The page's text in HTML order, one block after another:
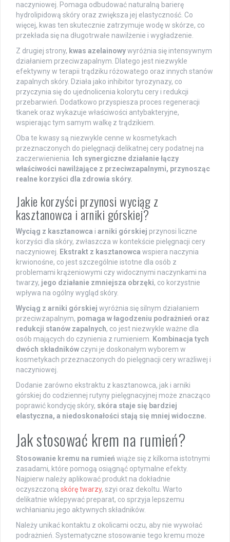
naczyniowej. Pomaga odbudować naturalną barierę
hydrolipidową skóry oraz zwiększa jej elastyczność. Co
więcej, kwas ten skutecznie zatrzymuje wodę w skórze, co
przekłada się na długotrwałe nawilżenie i wygładzenie.
Z drugiej strony, kwas azelainowywyróżnia się intensywnym
działaniem przeciwzapalnym. Dlatego jest niezwykle
efektywny w terapii trądziku różowatego oraz innych stanów
zapalnych skóry. Działa jako inhibitor tyrozynazy, co
przyczynia się do ujednolicenia kolorytu cery i redukcji
przebarwień. Dodatkowo przyspiesza proces regeneracji
tkanek oraz wykazuje właściwości antybakteryjne,
wspierając tym samym walkę z trądzikiem.
Oba te kwasy są niezwykle cenne w kosmetykach
przeznaczonych do pielęgnacji delikatnej cery podatnej na
zaczerwienienia.
Ich synergiczne działanie łączy
właściwości nawilżające z przeciwzapalnymi, przynosząc
realne korzyści dla zdrowia skóry.
Jakie korzyści przynosi wyciąg z
kasztanowca i arniki górskiej?
Wyciąg z kasztanowca i arniki górskiej przynosi liczne
korzyści dla skóry, zwłaszcza w kontekście pielęgnacji cery
naczyniowej.
Ekstrakt z kasztanowca wspiera naczynia
krwionośne, co jest szczególnie istotne dla osób z
problemami krążeniowymi czy widocznymi naczynkami na
twarzy, jego działanie zmniejsza obrzęki, co korzystnie
wpływa na ogólny wygląd skóry.
Wyciąg z arniki górskiej wyróżnia się silnym działaniem
przeciwzapalnym, pomaga w łagodzeniu podrażnień oraz
redukcji stanów zapalnych, co jest niezwykle ważne dla
osób mających do czynienia z rumieniem.
Kombinacja tych
dwóch składników czyni je doskonałym wyborem w
kosmetykach przeznaczonych do pielęgnacji cery wrażliwej i
naczyniowej.
Dodanie zarówno ekstraktu z kasztanowca, jak i arniki
górskiej do codziennej rutyny pielęgnacyjnej może znacząco
poprawić kondycję skóry, skóra staje się bardziej
elastyczna, a niedoskonałości stają się mniej widoczne.
Jak stosować krem na rumień?
Stosowanie kremu na rumień wiąże się z kilkoma istotnymi
zasadami, które pomogą osiągnąć optymalne efekty.
Najpierw należy aplikować produkt na dokładnie
oczyszczoną skórę twarzy, szyi oraz dekoltu. Warto
delikatnie wklepywać preparat, co sprzyja lepszemu
wchłanianiu jego aktywnych składników.
Należy unikać kontaktu z okolicami oczu, aby nie wywołać
podrażnień. Systematyczne stosowanie tego kremu może